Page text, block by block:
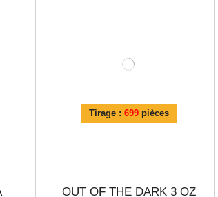
Tirage : 699pièces
OUT OF THE DARK 3 OZ